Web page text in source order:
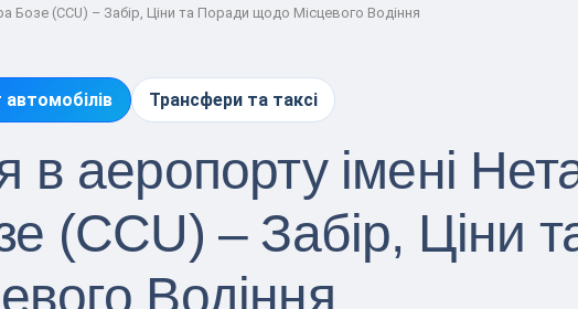
Бозе (CCU) – Забір, Ціни та Поради щодо Місцевого Водіння
автомобілів Трансфери та таксі
аеропорту імені
(CCU) – Забір, Ціни
Водіння